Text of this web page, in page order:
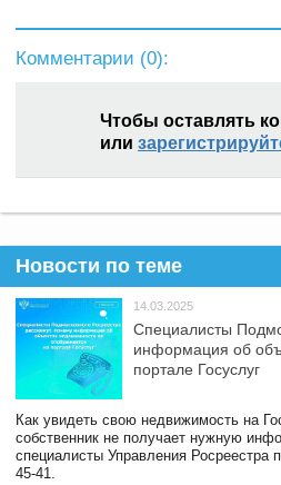
Комментарии (0):
Чтобы оставлять
или
Новости по теме
14.03.2025
Специалисты
информация об
портале Госуслуг
Как увидеть свою недвижимость на
собственник не получает нужную
специалисты Управления Росреестра
45-41.